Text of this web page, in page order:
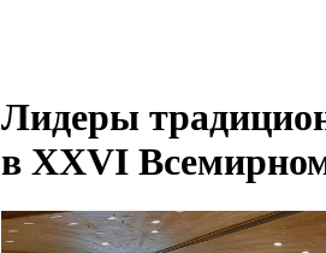
Лидеры
в XXVI